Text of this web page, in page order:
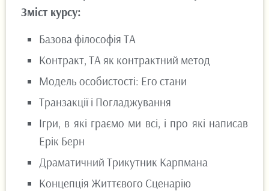
Зміст курсу:
Базова філософія ТА
Контракт, ТА як контрактний метод
Модель особистості: Его стани
Транзакції і Погладжування
Ігри, в які граємо ми всі, і про які написав
Ерік Берн
Драматичний Трикутник Карпмана
Концепція Життєвого Сценарію